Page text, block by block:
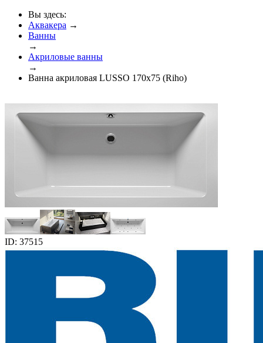
Вы здесь:
Аквакера →
Ванны
→
Акриловые ванны
→
Ванна акриловая LUSSO 170x75 (Riho)
ID: 37515